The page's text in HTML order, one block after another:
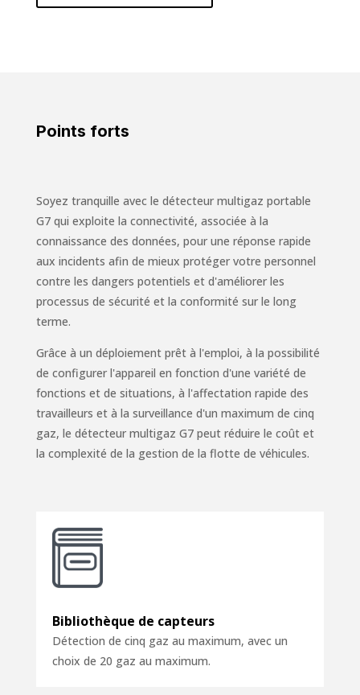
Points forts
Soyez tranquille avec le détecteur multigaz portable
G7 qui exploite la connectivité, associée à la
connaissance des données, pour une réponse rapide
aux incidents afin de mieux protéger votre personnel
contre les dangers potentiels et d'améliorer les
processus de sécurité et la conformité sur le long
terme.
Grâce à un déploiement prêt à l'emploi, à la possibilité
de configurer l'appareil en fonction d'une variété de
fonctions et de situations, à l'affectation rapide des
travailleurs et à la surveillance d'un maximum de cinq
gaz, le détecteur multigaz G7 peut réduire le coût et
la complexité de la gestion de la flotte de véhicules.
Bibliothèque de capteurs
Détection de cinq gaz au maximum, avec un
choix de 20 gaz au maximum.